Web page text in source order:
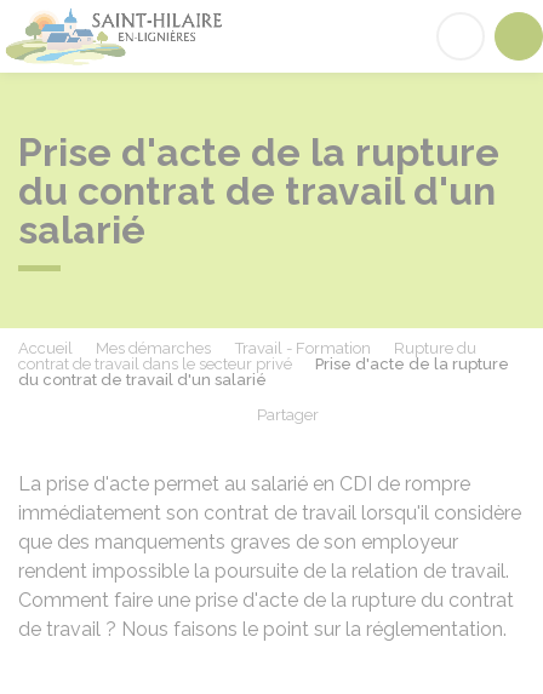
Saint-Hilaire-en-Lignières
Prise d'acte de la rupture
du contrat de travail d'un
salarié
Accueil Mes démarches Travail - Formation
Rupture du
contrat de travail dans le secteur privé
Prise d'acte de la rupture
du contrat de travail d'un salarié
Partager
La prise d'acte permet au salarié en CDI de rompre
immédiatement son contrat de travail lorsqu'il considère
que des manquements graves de son employeur
rendent impossible la poursuite de la relation de travail.
Comment faire une prise d'acte de la rupture du contrat
de travail ? Nous faisons le point sur la réglementation.